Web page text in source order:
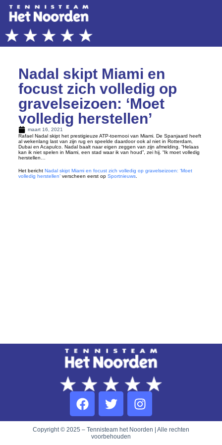
Nadal skipt Miami en
focust zich volledig op
gravelseizoen: ‘Moet
volledig herstellen’
maart 16, 2021
Rafael Nadal skipt het prestigieuze ATP-toernooi van Miami. De Spanjaard heeft
al wekenlang last van zijn rug en speelde daardoor ook al niet in Rotterdam,
Dubai en Acapulco. Nadal baalt naar eigen zeggen van zijn afmelding. “Helaas
kan ik niet spelen in Miami, een stad waar ik van houd”, zei hij. “Ik moet volledig
herstellen…
Het bericht Nadal skipt Miami en focust zich volledig op gravelseizoen: ‘Moet
volledig herstellen’verscheen eerst op Sportnieuws.
Copyright © 2025 – Tennisteam het Noorden | Alle rechten
voorbehouden